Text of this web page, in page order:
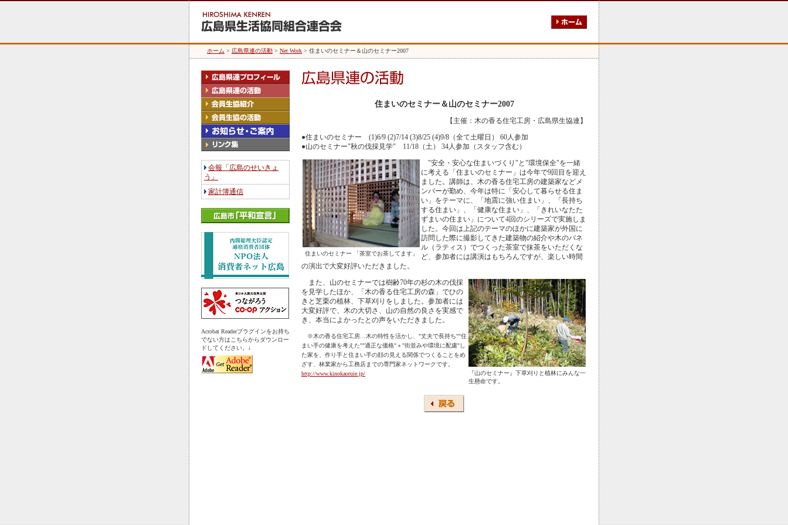
ホーム > 広島県連の活動 > Net Work > 住まいのセミナー＆山のセミナー2007
会報「広島のせいきょ
う」
家計簿通信
Acrobat Readerプラグインをお持ち
でない方はこちらからダウンロー
ドしてください。↓
住まいのセミナー＆山のセミナー2007
【主催：木の香る住宅工房・広島県生協連】
●住まいのセミナー (1)6/9 (2)7/14 (3)8/25 (4)9/8（全て土曜日） 60人参加
●山のセミナー"秋の伐採見学" 11/18（土） 34人参加（スタッフ含む）
住まいのセミナー 「茶室でお茶してます」
"安全・安心な住まいづくり"と"環境保全"を一緒
に考える「住まいのセミナー」は今年で9回目を迎え
ました。講師は、木の香る住宅工房の建築家などメ
ンバーが勤め、今年は特に「安心して暮らせる住ま
い」をテーマに、「地震に強い住まい」、「長持ち
する住まい」、「健康な住まい」、「きれいなたた
ずまいの住まい」について4回のシリーズで実施しま
した。今回は上記のテーマのほかに建築家が外国に
訪問した際に撮影してきた建築物の紹介や木のパネ
ル（ラティス）でつくった茶室で抹茶をいただくな
ど、参加者には講演はもちろんですが、楽しい時間
の演出で大変好評いただきました。
『山のセミナー』下草刈りと植林にみんな一
生懸命です。
また、山のセミナーでは樹齢70年の杉の木の伐採
を見学したほか、「木の香る住宅工房の森」でひの
きと芝栗の植林、下草刈りをしました。参加者には
大変好評で、木の大切さ、山の自然の良さを実感で
き、本当によかったとの声をいただきました。
※木の香る住宅工房…木の特性を活かし、"丈夫で長持ち""住
まい手の健康を考えた""適正な価格"＋"街並みや環境に配慮"し
た家を、作り手と住まい手の顔の見える関係でつくることをめ
ざす、林業家から工務店までの専門家ネットワークです。
http://www.kinokaoruie.jp/